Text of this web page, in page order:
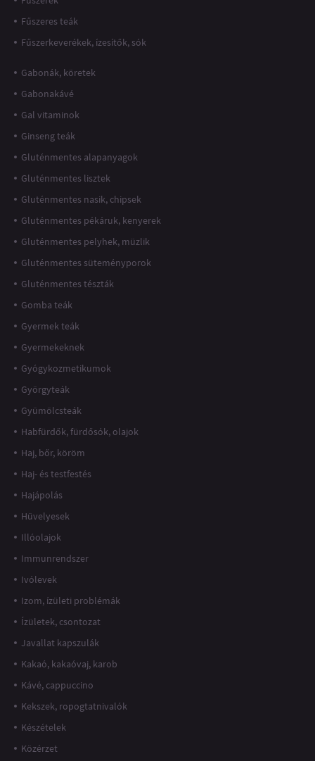
Fűszeres teák
Fűszerkeverékek, ízesítők, sók
Gabonák, köretek
Gabonakávé
Gal vitaminok
Ginseng teák
Gluténmentes alapanyagok
Gluténmentes lisztek
Gluténmentes nasik, chipsek
Gluténmentes pékáruk, kenyerek
Gluténmentes pelyhek, müzlik
Gluténmentes süteményporok
Gluténmentes tészták
Gomba teák
Gyermek teák
Gyermekeknek
Gyógykozmetikumok
Györgyteák
Gyümölcsteák
Habfürdők, fürdősók, olajok
Haj, bőr, köröm
Haj- és testfestés
Hajápolás
Hüvelyesek
Illóolajok
Immunrendszer
Ivólevek
Izom, ízületi problémák
Ízületek, csontozat
Javallat kapszulák
Kakaó, kakaóvaj, karob
Kávé, cappuccino
Kekszek, ropogtatnivalók
Készételek
Közérzet